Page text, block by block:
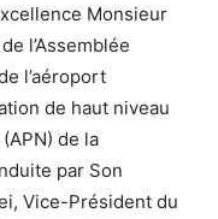
Monsieur
l’Assemblée
l’aéroport
de haut niveau
de la
par Son
Vice-Président du